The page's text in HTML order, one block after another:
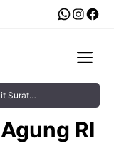
Surat
RI